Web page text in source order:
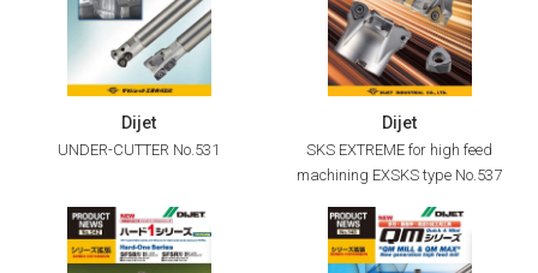
Dijet
UNDER-CUTTER No.531
Dijet
SKS EXTREME for high feed
machining EXSKS type No.537